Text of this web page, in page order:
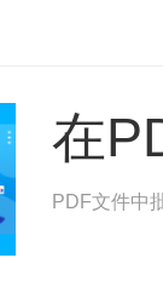
在
PDF文件中